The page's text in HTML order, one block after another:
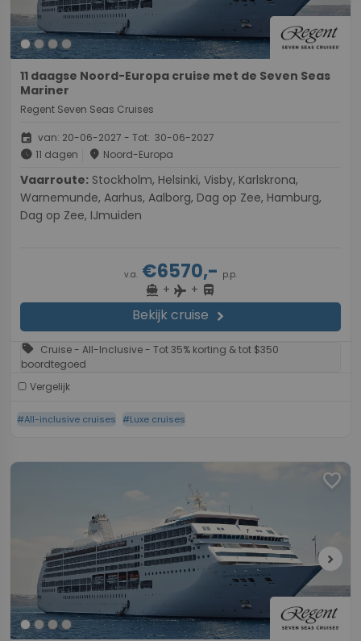
11 daagse Noord-Europa cruise met de Seven Seas
Mariner
Regent Seven Seas Cruises
event van: 20-06-2027 - Tot: 30-06-2027
schedule 11 dagen place Noord-Europa
Vaarroute:
Warnemunde, Aarhus, Aalborg, Dag op Zee, Hamburg,
Dag op Zee, IJmuiden
v.a. €6570,- p.p.
directions_boat + flight + directions_bus
Bekijk cruise chevron_right
sell Cruise - All-Inclusive - Tot 35% korting & tot $350
boordtegoed
Vergelijk
#All-inclusive cruises #Luxe cruises
favorite
chevron_right